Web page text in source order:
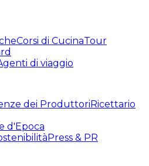
Corsi di CucinaTour
di viaggio
dei ProduttoriRicettario
d'Epoca
Press & PR